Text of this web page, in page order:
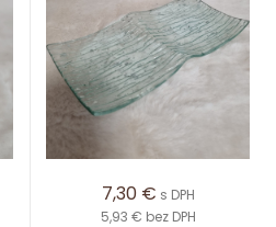
7,30 € s DPH
5,93 € bez DPH